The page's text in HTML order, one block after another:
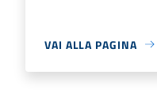
VAI ALLA PAGINA